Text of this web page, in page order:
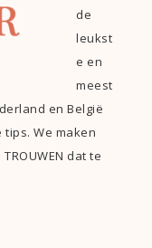
de
leukst
e en
meest
en België
We maken
dat te